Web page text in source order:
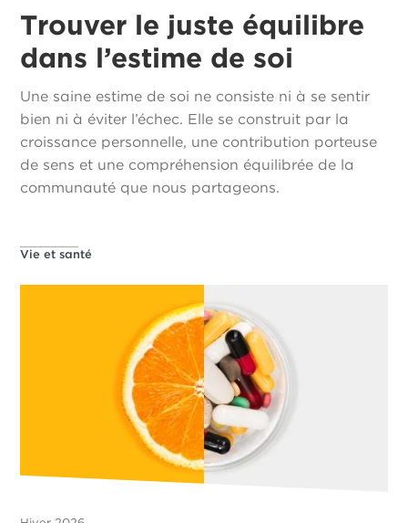
Trouver le juste équilibre
dans l’estime de soi
Une saine estime de soi ne consiste ni à se sentir
bien ni à éviter l’échec. Elle se construit par la
croissance personnelle, une contribution porteuse
de sens et une compréhension équilibrée de la
communauté que nous partageons.
Vie et santé